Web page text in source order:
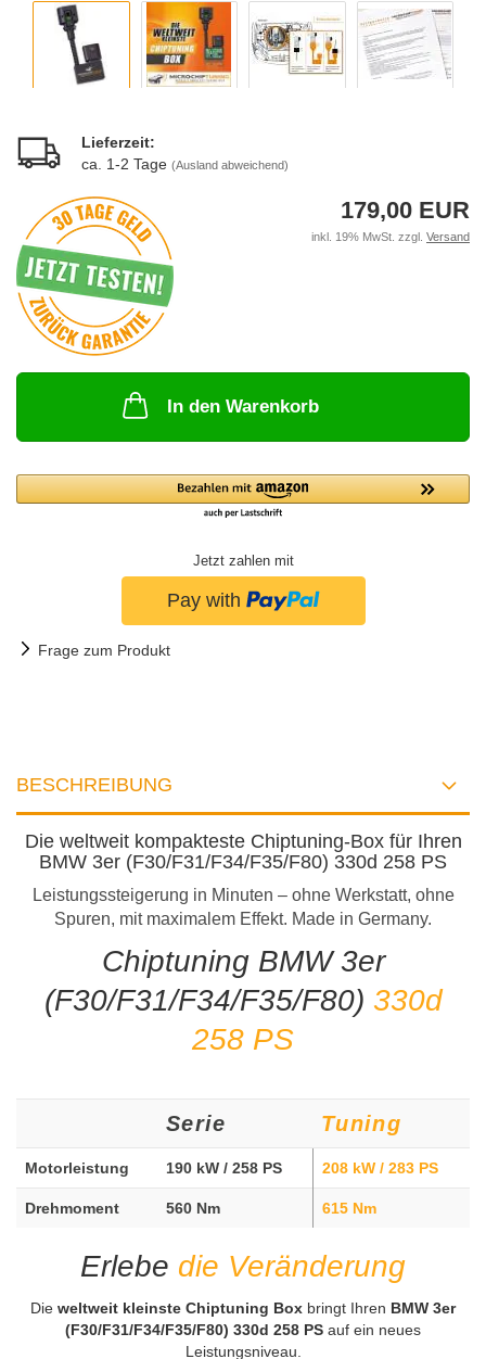
Lieferzeit:
ca. 1-2 Tage (Ausland abweichend)
179,00 EUR
inkl. 19% MwSt. zzgl. Versand
In den Warenkorb
Jetzt zahlen mit
Frage zum Produkt
BESCHREIBUNG
Die weltweit kompakteste Chiptuning-Box für Ihren
BMW 3er (F30/F31/F34/F35/F80) 330d 258 PS
Leistungssteigerung in Minuten – ohne Werkstatt, ohne
Spuren, mit maximalem Effekt. Made in Germany.
Chiptuning BMW 3er
(F30/F31/F34/F35/F80) 330d
258 PS
Serie Tuning
Motorleistung 190 kW / 258 PS 208 kW / 283 PS
Drehmoment 560 Nm 615 Nm
Erlebe die Veränderung
Die weltweit kleinste Chiptuning Box bringt Ihren BMW 3er
(F30/F31/F34/F35/F80) 330d 258 PS auf ein neues
Leistungsniveau.